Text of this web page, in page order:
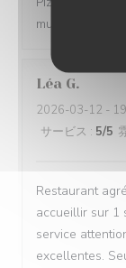
musique 😉 bref
Léa G
2026-03-12 -
サービス : 5/5
Restaurant
accueillir sur 1
service
excellentes.